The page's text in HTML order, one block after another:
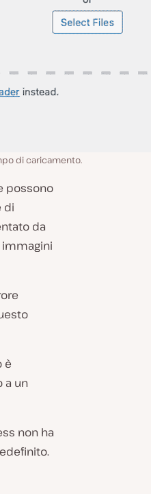
di caricamento.
possono
di
da
è
a un
non ha